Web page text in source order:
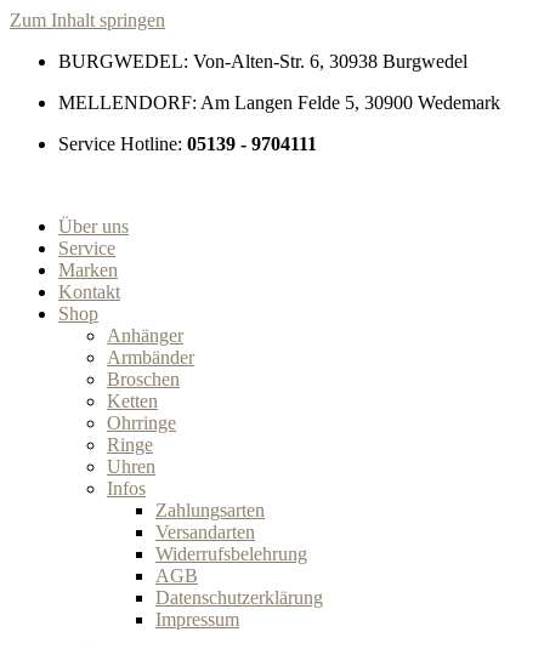
Zum Inhalt springen
BURGWEDEL: Von-Alten-Str. 6, 30938 Burgwedel
MELLENDORF: Am Langen Felde 5, 30900 Wedemark
Service Hotline: 05139 - 9704111
Über uns
Service
Marken
Kontakt
Shop
Anhänger
Armbänder
Broschen
Ketten
Ohrringe
Ringe
Uhren
Infos
Zahlungsarten
Versandarten
Widerrufsbelehrung
AGB
Datenschutzerklärung
Impressum